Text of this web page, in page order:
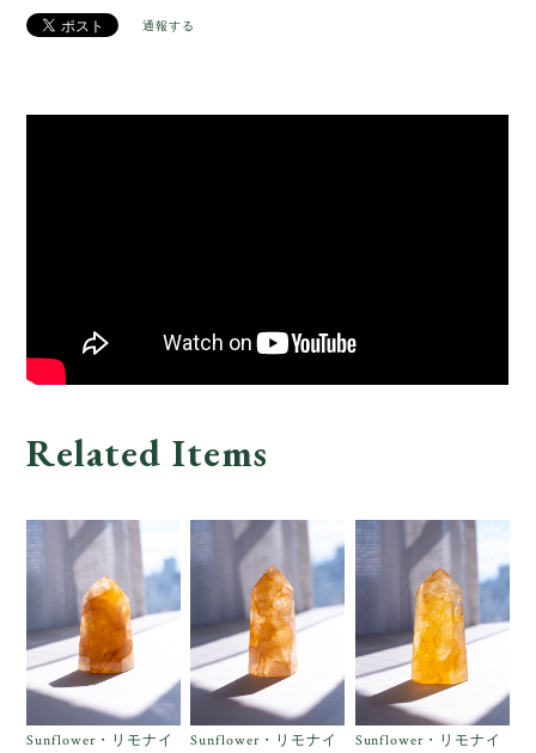
通報する
Related Items
Sunflower・リモナイ
Sunflower・リモナイ
Sunflower・リモナイ